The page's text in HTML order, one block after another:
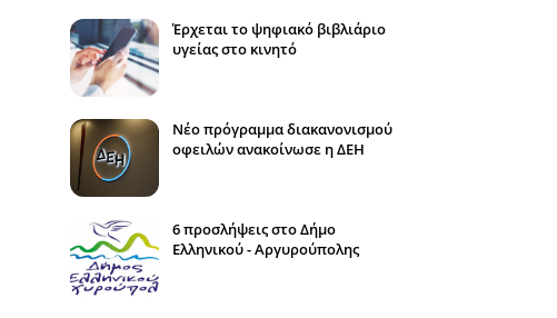
Έρχεται το ψηφιακό βιβλιάριο
υγείας στο κινητό
Νέο πρόγραμμα διακανονισμού
οφειλών ανακοίνωσε η ΔΕΗ
6 προσλήψεις στο Δήμο
Ελληνικού - Αργυρούπολης